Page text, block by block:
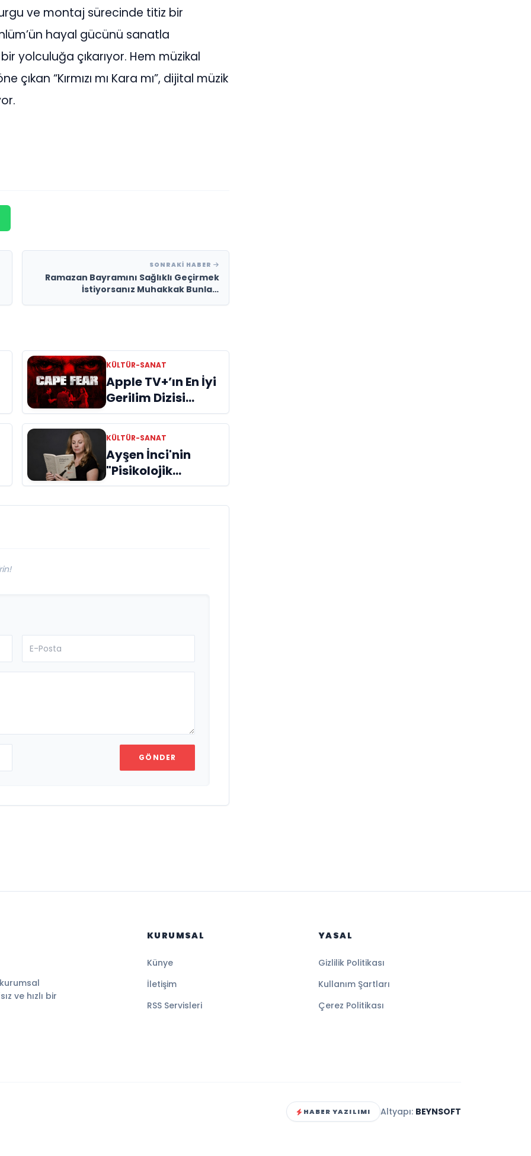
ve montaj sürecinde titiz bir
hayal gücünü sanatla
yolculuğa çıkarıyor. Hem müzikal
“Kırmızı mı Kara mı”, dijital müzik
SONRAKI HABER
Ramazan Bayramını Sağlıklı Geçirmek
İstiyorsanız Muhakkak Bunları
KÜLTÜR-SANAT
Apple TV+’ın En İyi
Gerilim Dizisi
"Cape Fear"
İncelemes
KÜLTÜR-SANAT
Ayşen İnci'nin
"Pisikolojik
Öyküler" adlı yeni
kitabı raflardaki
GÖNDER
ve hızlı bir
KURUMSAL
Künye
İletişim
RSS Servisleri
YASAL
Gizlilik Politikası
Kullanım Şartları
Çerez Politikası
HABER YAZILIMI Altyapı: BEYNSOFT